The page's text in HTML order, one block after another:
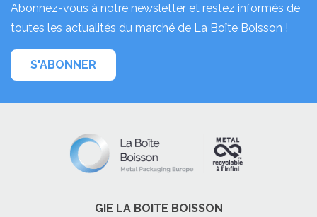
Abonnez-vous à notre newsletter et restez informés de
toutes les actualités du marché de La Boîte Boisson !
S'ABONNER
GIE LA BOITE BOISSON